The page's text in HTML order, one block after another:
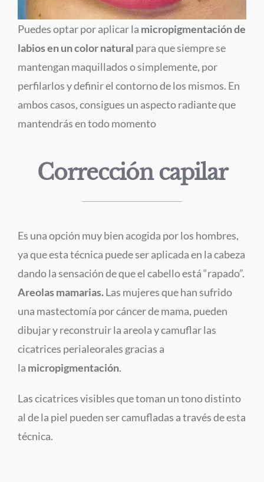
Puedes optar por aplicar la micropigmentación de
labios en un color natural para que siempre se
mantengan maquillados o simplemente, por
perfilarlos y definir el contorno de los mismos. En
ambos casos, consigues un aspecto radiante que
mantendrás en todo momento
Corrección capilar
Es una opción muy bien acogida por los hombres,
ya que esta técnica puede ser aplicada en la cabeza
dando la sensación de que el cabello está “rapado”.
Areolas mamarias.Las mujeres que han sufrido
una mastectomía por cáncer de mama, pueden
dibujar y reconstruir la areola y camuflar las
cicatrices perialeorales gracias a
la micropigmentación.
Las cicatrices visibles que toman un tono distinto
al de la piel pueden ser camufladas a través de esta
técnica.